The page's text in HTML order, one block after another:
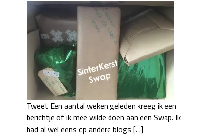
Tweet Een aantal weken geleden kreeg ik een
berichtje of ik mee wilde doen aan een Swap. Ik
had al wel eens op andere blogs […]